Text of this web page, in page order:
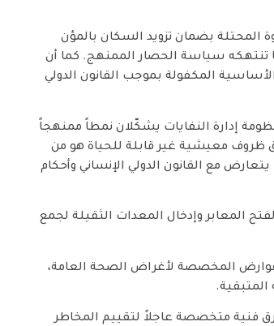
تُلزم القوة المحتلة بضمان تزويد السكان بالمؤن
تنتهكه سياسة الحصار الممنهج. كما أن
المكفولة بموجب القانون الدولي
إدارة النفايات يشكّلان نمطاً ممنهجاً
ظروف معيشية غير قابلة للحياة هو من
مع القانون الدولي الإنساني وأحكام
المعابر وإدخال المعدات الثقيلة لجمع
المخصصة لأغراض الصحة العامة،
المتبقية.
فنية متخصصة عاجلاً لتقييم المخاطر